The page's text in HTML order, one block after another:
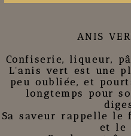
ANIS
Confiserie, liqueur,
L'anis vert est une
peu oubliée, et
longtemps pour
Sa saveur rappelle
et le